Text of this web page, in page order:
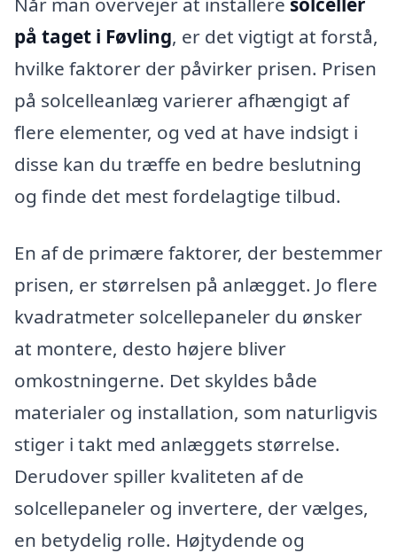
på taget i Føvling, er det vigtigt at forstå,
hvilke faktorer der påvirker prisen. Prisen
på solcelleanlæg varierer afhængigt af
flere elementer, og ved at have indsigt i
disse kan du træffe en bedre beslutning
og finde det mest fordelagtige tilbud.
En af de primære faktorer, der bestemmer
prisen, er størrelsen på anlægget. Jo flere
kvadratmeter solcellepaneler du ønsker
at montere, desto højere bliver
omkostningerne. Det skyldes både
materialer og installation, som naturligvis
stiger i takt med anlæggets størrelse.
Derudover spiller kvaliteten af de
solcellepaneler og invertere, der vælges,
en betydelig rolle. Højtydende og